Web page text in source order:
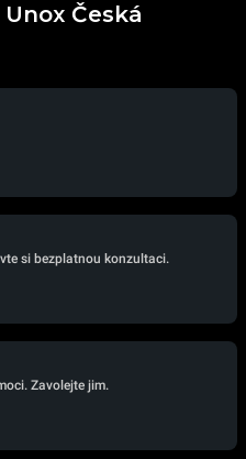
Česká
si bezplatnou konzultaci.
Zavolejte jim.